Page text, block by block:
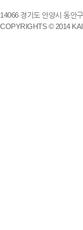
14066 경기도 안양시 동안
COPYRIGHTS © 2014